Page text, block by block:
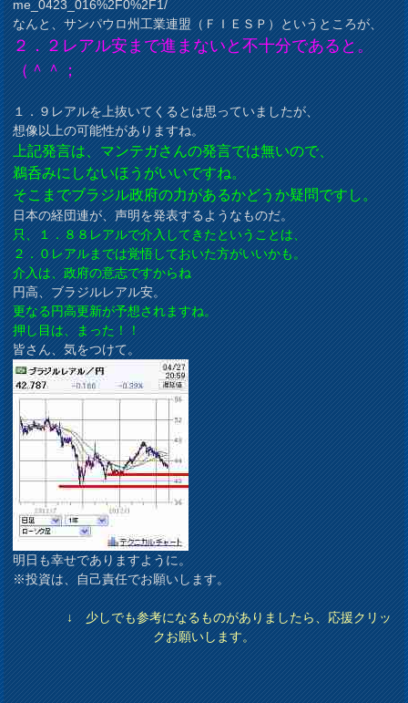
me_0423_016%2F0%2F1/
なんと、サンパウロ州工業連盟（ＦＩＥＳＰ）というところが、
２．２レアル安まで進まないと不十分であると。
（＾＾；
１．９レアルを上抜いてくるとは思っていましたが、
想像以上の可能性がありますね。
上記発言は、マンテガさんの発言では無いので、
鵜呑みにしないほうがいいですね。
そこまでブラジル政府の力があるかどうか疑問ですし。
日本の経団連が、声明を発表するようなものだ。
只、１．８８レアルで介入してきたということは、
２．０レアルまでは覚悟しておいた方がいいかも。
介入は、政府の意志ですからね
円高、ブラジルレアル安。
更なる円高更新が予想されますね。
押し目は、まった！！
皆さん、気をつけて。
明日も幸せでありますように。
※投資は、自己責任でお願いします。
↓ 少しでも参考になるものがありましたら、応援クリッ
クお願いします。